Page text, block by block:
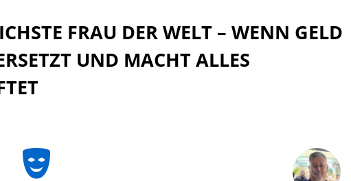
FRAU DER WELT – WENN GELD
UND MACHT ALLES